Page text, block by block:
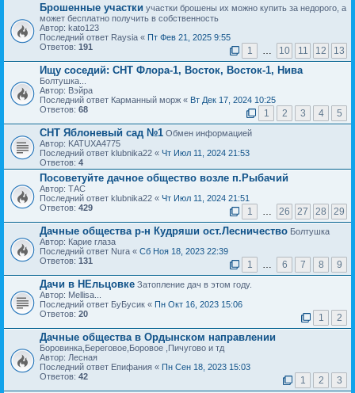
Брошенные участки участки брошены их можно купить за недорого, а
может бесплатно получить в собственность
Автор: kato123
Последний ответ Raysia « Пт Фев 21, 2025 9:55
Ответов: 191 1 … 10 11 12 13
Ищу соседий: СНТ Флора-1, Восток, Восток-1, Нива
Болтушка...
Автор: Вэйра
Последний ответ Карманный морж « Вт Дек 17, 2024 10:25
Ответов: 68 1 2 3 4 5
СНТ Яблоневый сад №1 Обмен информацией
Автор: KATUXA4775
Последний ответ klubnika22 « Чт Июл 11, 2024 21:53
Ответов: 4
Посоветуйте дачное общество возле п.Рыбачий
Автор: ТАС
Последний ответ klubnika22 « Чт Июл 11, 2024 21:51
Ответов: 429 1 … 26 27 28 29
Дачные общества р-н Кудряши ост.Лесничество Болтушка
Автор: Карие глаза
Последний ответ Nura « Сб Ноя 18, 2023 22:39
Ответов: 131 1 … 6 7 8 9
Дачи в НЕльцовке Затопление дач в этом году.
Автор: Mellisa...
Последний ответ БуБусик « Пн Окт 16, 2023 15:06
Ответов: 20 1 2
Дачные общества в Ордынском направлении
Боровинка,Береговое,Боровое ,Пичугово и тд
Автор: Лесная
Последний ответ Епифания « Пн Сен 18, 2023 15:03
Ответов: 42 1 2 3